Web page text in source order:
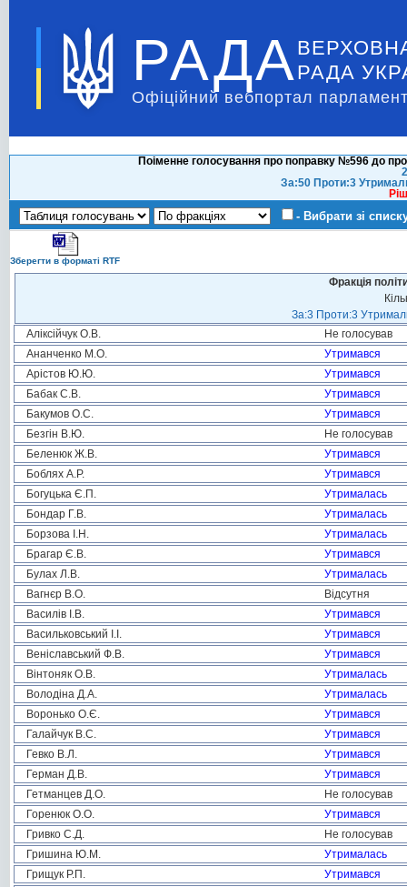
РАДА РАДА
Офіційний вебпортал
Поіменне голосування про поправку №596 до
За:50 Проти:3
- Вибрати зі
Зберегти в форматі RTF
Фракція
За:3 Проти:3
Аліксійчук О.В.
Не голосував
Ананченко М.О.
Утримався
Арістов Ю.Ю.
Утримався
Бабак С.В.
Утримався
Бакумов О.С.
Утримався
Безгін В.Ю.
Не голосував
Беленюк Ж.В.
Утримався
Боблях А.Р.
Утримався
Богуцька Є.П.
Утрималась
Бондар Г.В.
Утрималась
Борзова І.Н.
Утрималась
Брагар Є.В.
Утримався
Булах Л.В.
Утрималась
Вагнєр В.О.
Відсутня
Василів І.В.
Утримався
Васильковський І.І.
Утримався
Веніславський Ф.В.
Утримався
Вінтоняк О.В.
Утрималась
Володіна Д.А.
Утрималась
Воронько О.Є.
Утримався
Галайчук В.С.
Утримався
Гевко В.Л.
Утримався
Герман Д.В.
Утримався
Гетманцев Д.О.
Не голосував
Горенюк О.О.
Утримався
Гривко С.Д.
Не голосував
Гришина Ю.М.
Утрималась
Грищук Р.П.
Утримався